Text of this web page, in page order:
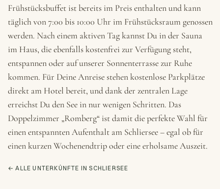
Frühstücksbuffet ist bereits im Preis enthalten und kann
täglich von 7:00 bis 10:00 Uhr im Frühstücksraum genossen
werden. Nach einem aktiven Tag kannst Du in der Sauna
im Haus, die ebenfalls kostenfrei zur Verfügung steht,
entspannen oder auf unserer Sonnenterrasse zur Ruhe
kommen. Für Deine Anreise stehen kostenlose Parkplätze
direkt am Hotel bereit, und dank der zentralen Lage
erreichst Du den See in nur wenigen Schritten. Das
Doppelzimmer „Romberg“ ist damit die perfekte Wahl für
einen entspannten Aufenthalt am Schliersee – egal ob für
einen kurzen Wochenendtrip oder eine erholsame Auszeit.
← ALLE UNTERKÜNFTE IN SCHLIERSEE